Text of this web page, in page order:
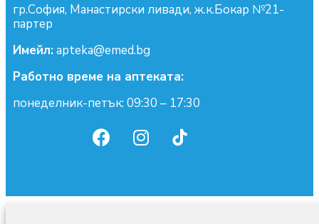
гр.София, Манастирски ливади, ж.к.Бокар №21-
партер
Имейл:apteka@emed.bg
Работно време на аптеката:
понеделник-петък: 09:30 – 17:30